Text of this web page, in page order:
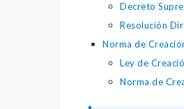
Decreto
Resolución
Norma de
Ley de
Norma de